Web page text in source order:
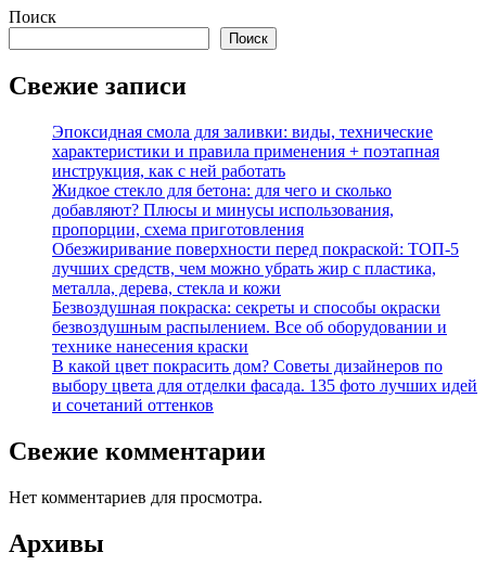
Поиск
Поиск
Свежие записи
Эпоксидная смола для заливки: виды, технические
характеристики и правила применения + поэтапная
инструкция, как с ней работать
Жидкое стекло для бетона: для чего и сколько
добавляют? Плюсы и минусы использования,
пропорции, схема приготовления
Обезжиривание поверхности перед покраской: ТОП-5
лучших средств, чем можно убрать жир с пластика,
металла, дерева, стекла и кожи
Безвоздушная покраска: секреты и способы окраски
безвоздушным распылением. Все об оборудовании и
технике нанесения краски
В какой цвет покрасить дом? Советы дизайнеров по
выбору цвета для отделки фасада. 135 фото лучших идей
и сочетаний оттенков
Свежие комментарии
Нет комментариев для просмотра.
Архивы